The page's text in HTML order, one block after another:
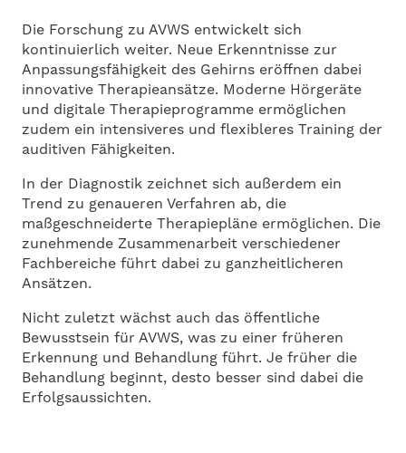
Die Forschung zu AVWS entwickelt sich
kontinuierlich weiter. Neue Erkenntnisse zur
Anpassungsfähigkeit des Gehirns eröffnen dabei
innovative Therapieansätze. Moderne Hörgeräte
und digitale Therapieprogramme ermöglichen
zudem ein intensiveres und flexibleres Training der
auditiven Fähigkeiten.
In der Diagnostik zeichnet sich außerdem ein
Trend zu genaueren Verfahren ab, die
maßgeschneiderte Therapiepläne ermöglichen. Die
zunehmende Zusammenarbeit verschiedener
Fachbereiche führt dabei zu ganzheitlicheren
Ansätzen.
Nicht zuletzt wächst auch das öffentliche
Bewusstsein für AVWS, was zu einer früheren
Erkennung und Behandlung führt. Je früher die
Behandlung beginnt, desto besser sind dabei die
Erfolgsaussichten.